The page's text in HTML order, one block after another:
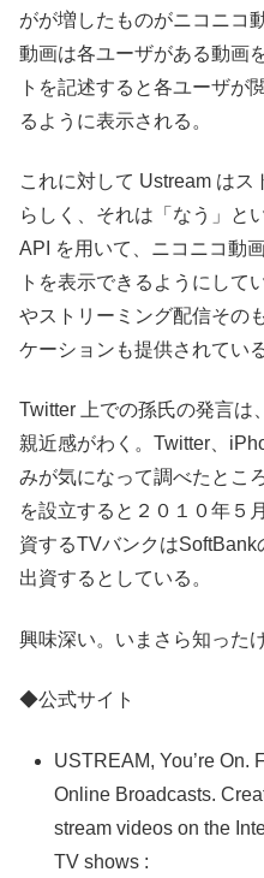
がが増したものがニコニコ
動画は各ユーザがある動画
トを記述すると各ユーザが
るように表示される。
これに対して Ustream は
らしく、それは「なう」と
API を用いて、ニコニコ動
トを表示できるようにして
やストリーミング配信その
ケーションも提供されている
Twitter 上での孫氏の発言は
親近感がわく。Twitter、
みが気になって調べたとこ
を設立すると２０１０年５
資するTVバンクは
出資するとしている。
興味深い。いまさら知ったけ
◆公式サイト
USTREAM, You’re On.
Online Broadcasts.
stream videos on the
TV shows :